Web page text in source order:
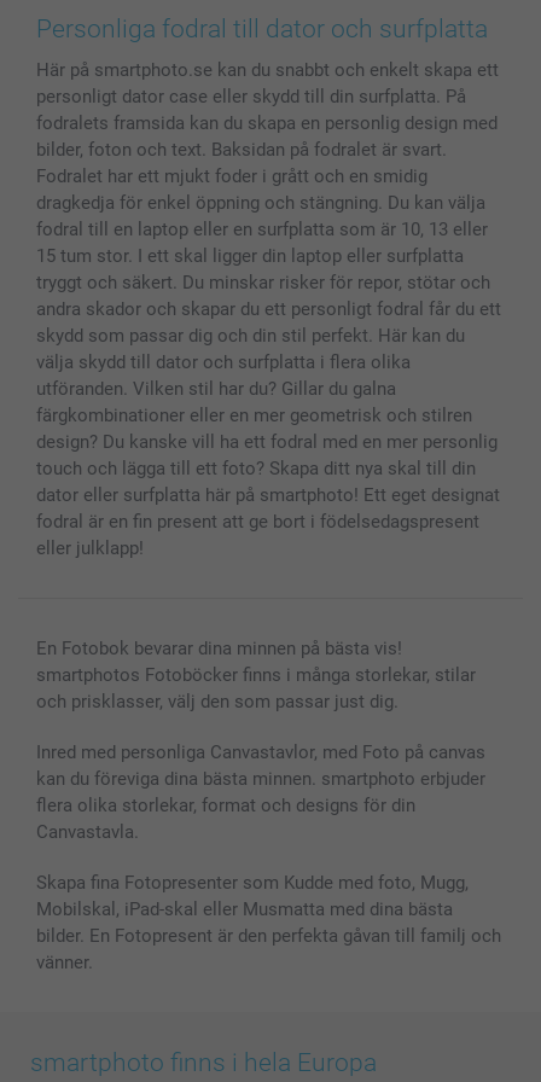
Bilder, Fotoförstoring & Fotohäften
Skal till Mobil & Surfplatta
MyNameBook
Fotoalmanackor & Fotoagenda
Fotoramar & Tillbehör
Presentkort
Alla fotoprodukter
Cookie Policy
Villkor och garantier
Investor Relations
smartgaranti
smartbonus
Priser & betalning
Status på beställningar
Personliga fodral till dator och surfplatta
Här på smartphoto.se kan du snabbt och enkelt skapa ett
personligt dator case eller skydd till din surfplatta. På
fodralets framsida kan du skapa en personlig design med
bilder, foton och text. Baksidan på fodralet är svart.
Fodralet har ett mjukt foder i grått och en smidig
dragkedja för enkel öppning och stängning. Du kan välja
fodral till en laptop eller en surfplatta som är 10, 13 eller
15 tum stor. I ett skal ligger din laptop eller surfplatta
tryggt och säkert. Du minskar risker för repor, stötar och
andra skador och skapar du ett personligt fodral får du ett
skydd som passar dig och din stil perfekt. Här kan du
välja skydd till dator och surfplatta i flera olika
utföranden. Vilken stil har du? Gillar du galna
färgkombinationer eller en mer geometrisk och stilren
design? Du kanske vill ha ett fodral med en mer personlig
touch och lägga till ett foto? Skapa ditt nya skal till din
dator eller surfplatta här på smartphoto! Ett eget designat
fodral är en fin present att ge bort i födelsedagspresent
eller julklapp!
En Fotobok bevarar dina minnen på bästa vis!
smartphotos Fotoböcker finns i många storlekar, stilar
och prisklasser, välj den som passar just dig.
Inred med personliga Canvastavlor, med Foto på canvas
kan du föreviga dina bästa minnen. smartphoto erbjuder
flera olika storlekar, format och designs för din
Canvastavla.
Skapa fina Fotopresenter som Kudde med foto, Mugg,
Mobilskal, iPad-skal eller Musmatta med dina bästa
bilder. En Fotopresent är den perfekta gåvan till familj och
vänner.
smartphoto finns i hela Europa